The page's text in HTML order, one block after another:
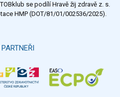
Všechny ankety
se podílí Hravě žij zdravě z. s.
HMP (DOT/81/01/002536/2025).